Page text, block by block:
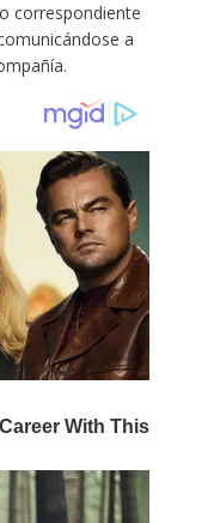
correspondiente
a